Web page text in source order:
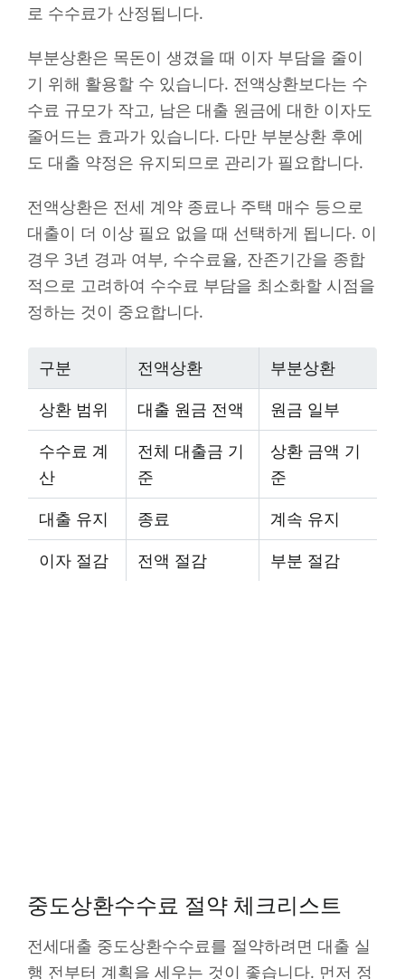
로 수수료가 산정됩니다.
부분상환은 목돈이 생겼을 때 이자 부담을 줄이
기 위해 활용할 수 있습니다. 전액상환보다는 수
수료 규모가 작고, 남은 대출 원금에 대한 이자도
줄어드는 효과가 있습니다. 다만 부분상환 후에
도 대출 약정은 유지되므로 관리가 필요합니다.
전액상환은 전세 계약 종료나 주택 매수 등으로
대출이 더 이상 필요 없을 때 선택하게 됩니다. 이
경우 3년 경과 여부, 수수료율, 잔존기간을 종합
적으로 고려하여 수수료 부담을 최소화할 시점을
정하는 것이 중요합니다.
구분 전액상환
부분상환
상환 범위
대출 원금 전액
원금 일부
수수료 계
산
전체 대출금 기
준
상환 금액 기
준
대출 유지
종료
계속 유지
이자 절감
전액 절감 부분 절감
중도상환수수료 절약 체크리스트
전세대출 중도상환수수료를 절약하려면 대출 실
행 전부터 계획을 세우는 것이 좋습니다. 먼저 정